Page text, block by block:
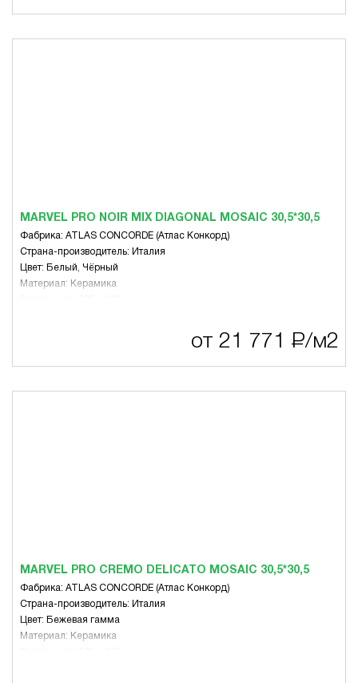
MARVEL PRO NOIR MIX DIAGONAL MOSAIC 30,5*30,5
Фабрика: ATLAS CONCORDE (Атлас Конкорд)
Страна-производитель: Италия
Цвет: Белый, Чёрный
Материал: Керамика
от 21 771 Р/м2
MARVEL PRO CREMO DELICATO MOSAIC 30,5*30,5
Фабрика: ATLAS CONCORDE (Атлас Конкорд)
Страна-производитель: Италия
Цвет: Бежевая гамма
Материал: Керамика